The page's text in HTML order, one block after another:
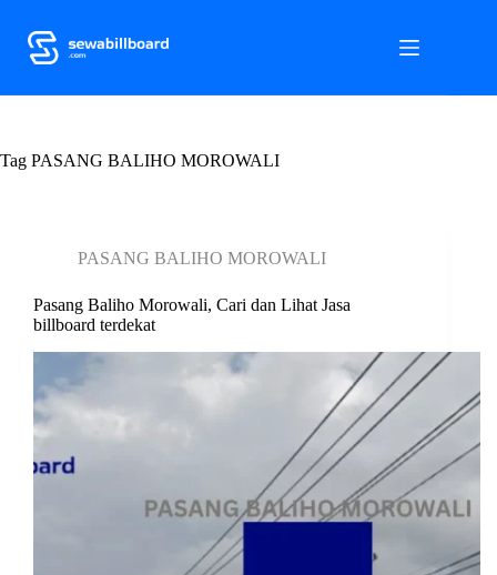
k
t
o
Tag PASANG BALIHO MOROWALI
PASANG BALIHO MOROWALI
Pasang Baliho Morowali, Cari dan Lihat Jasa
billboard terdekat